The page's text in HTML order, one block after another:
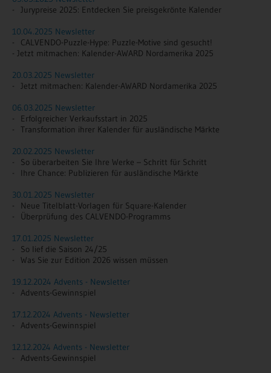
- Jurypreise 2025: Entdecken Sie preisgekrönte Kalender
10.04.2025 Newsletter
- CALVENDO-Puzzle-Hype: Puzzle-Motive sind gesucht!
- Jetzt mitmachen: Kalender-AWARD Nordamerika 2025
20.03.2025 Newsletter
- Jetzt mitmachen: Kalender-AWARD Nordamerika 2025
06.03.2025 Newsletter
- Erfolgreicher Verkaufsstart in 2025
- Transformation ihrer Kalender für ausländische Märkte
20.02.2025 Newsletter
- So überarbeiten Sie Ihre Werke – Schritt für Schritt
- Ihre Chance: Publizieren für ausländische Märkte
30.01.2025 Newsletter
- Neue Titelblatt-Vorlagen für Square-Kalender
- Überprüfung des CALVENDO-Programms
17.01.2025 Newsletter
- So lief die Saison 24/25
- Was Sie zur Edition 2026 wissen müssen
19.12.2024 Advents - Newsletter
- Advents-Gewinnspiel
17.12.2024 Advents - Newsletter
- Advents-Gewinnspiel
12.12.2024 Advents - Newsletter
- Advents-Gewinnspiel